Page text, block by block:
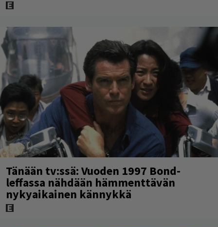
Tänään tv:ssä: Vuoden 1997 Bond-
leffassa nähdään hämmenttävän
nykyaikainen kännykkä